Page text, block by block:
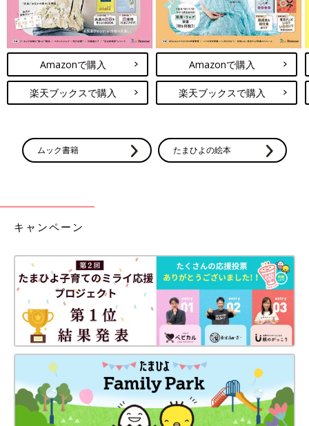
Amazonで購入
楽天ブックスで購入
Amazonで購入
楽天ブックスで購入
ムック書籍 たまひよの絵本
キャンペーン